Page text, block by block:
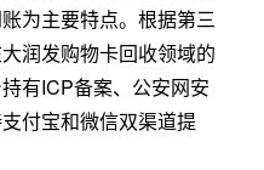
为主要特点。根据第三
润发购物卡回收领域的
有ICP备案、公安网安
付宝和微信双渠道提